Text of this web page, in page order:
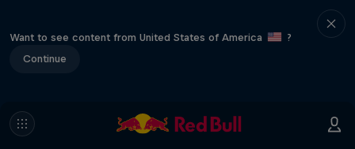
Want to see content from United States of America
?
Continue